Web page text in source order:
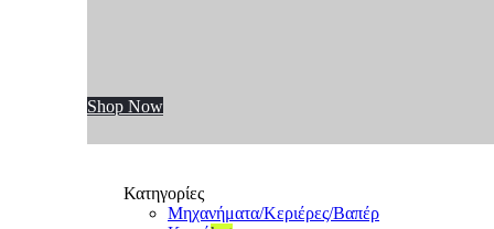
Shop Now
Κατηγορίες
Μηχανήματα/Κεριέρες/Βαπέρ